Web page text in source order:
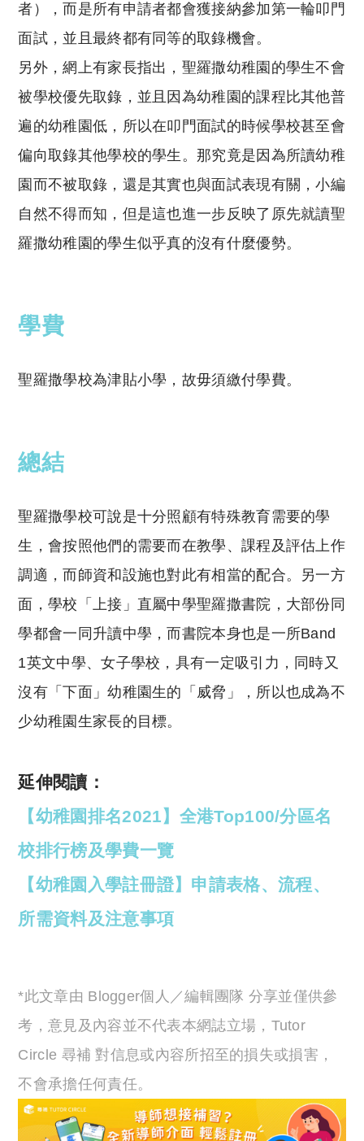
者），而是所有申請者都會獲接納參加第一輪叩門
面試，並且最終都有同等的取錄機會。
另外，網上有家長指出，聖羅撒幼稚園的學生不會
被學校優先取錄，並且因為幼稚園的課程比其他普
遍的幼稚園低，所以在叩門面試的時候學校甚至會
偏向取錄其他學校的學生。那究竟是因為所讀幼稚
園而不被取錄，還是其實也與面試表現有關，小編
自然不得而知，但是這也進一步反映了原先就讀聖
羅撒幼稚園的學生似乎真的沒有什麼優勢。
學費
聖羅撒學校為津貼小學，故毋須繳付學費。
總結
聖羅撒學校可說是十分照顧有特殊教育需要的學
生，會按照他們的需要而在教學、課程及評估上作
調適，而師資和設施也對此有相當的配合。另一方
面，學校「上接」直屬中學聖羅撒書院，大部份同
學都會一同升讀中學，而書院本身也是一所Band
1英文中學、女子學校，具有一定吸引力，同時又
沒有「下面」幼稚園生的「威脅」，所以也成為不
少幼稚園生家長的目標。
延伸閱讀：
【幼稚園排名2021】全港Top100/分區名
校排行榜及學費一覽
【幼稚園入學註冊證】申請表格、流程、
所需資料及注意事項
*此文章由 Blogger個人／編輯團隊 分享並僅供參
考，意見及內容並不代表本網誌立場，Tutor
Circle 尋補 對信息或內容所招至的損失或損害，
不會承擔任何責任。